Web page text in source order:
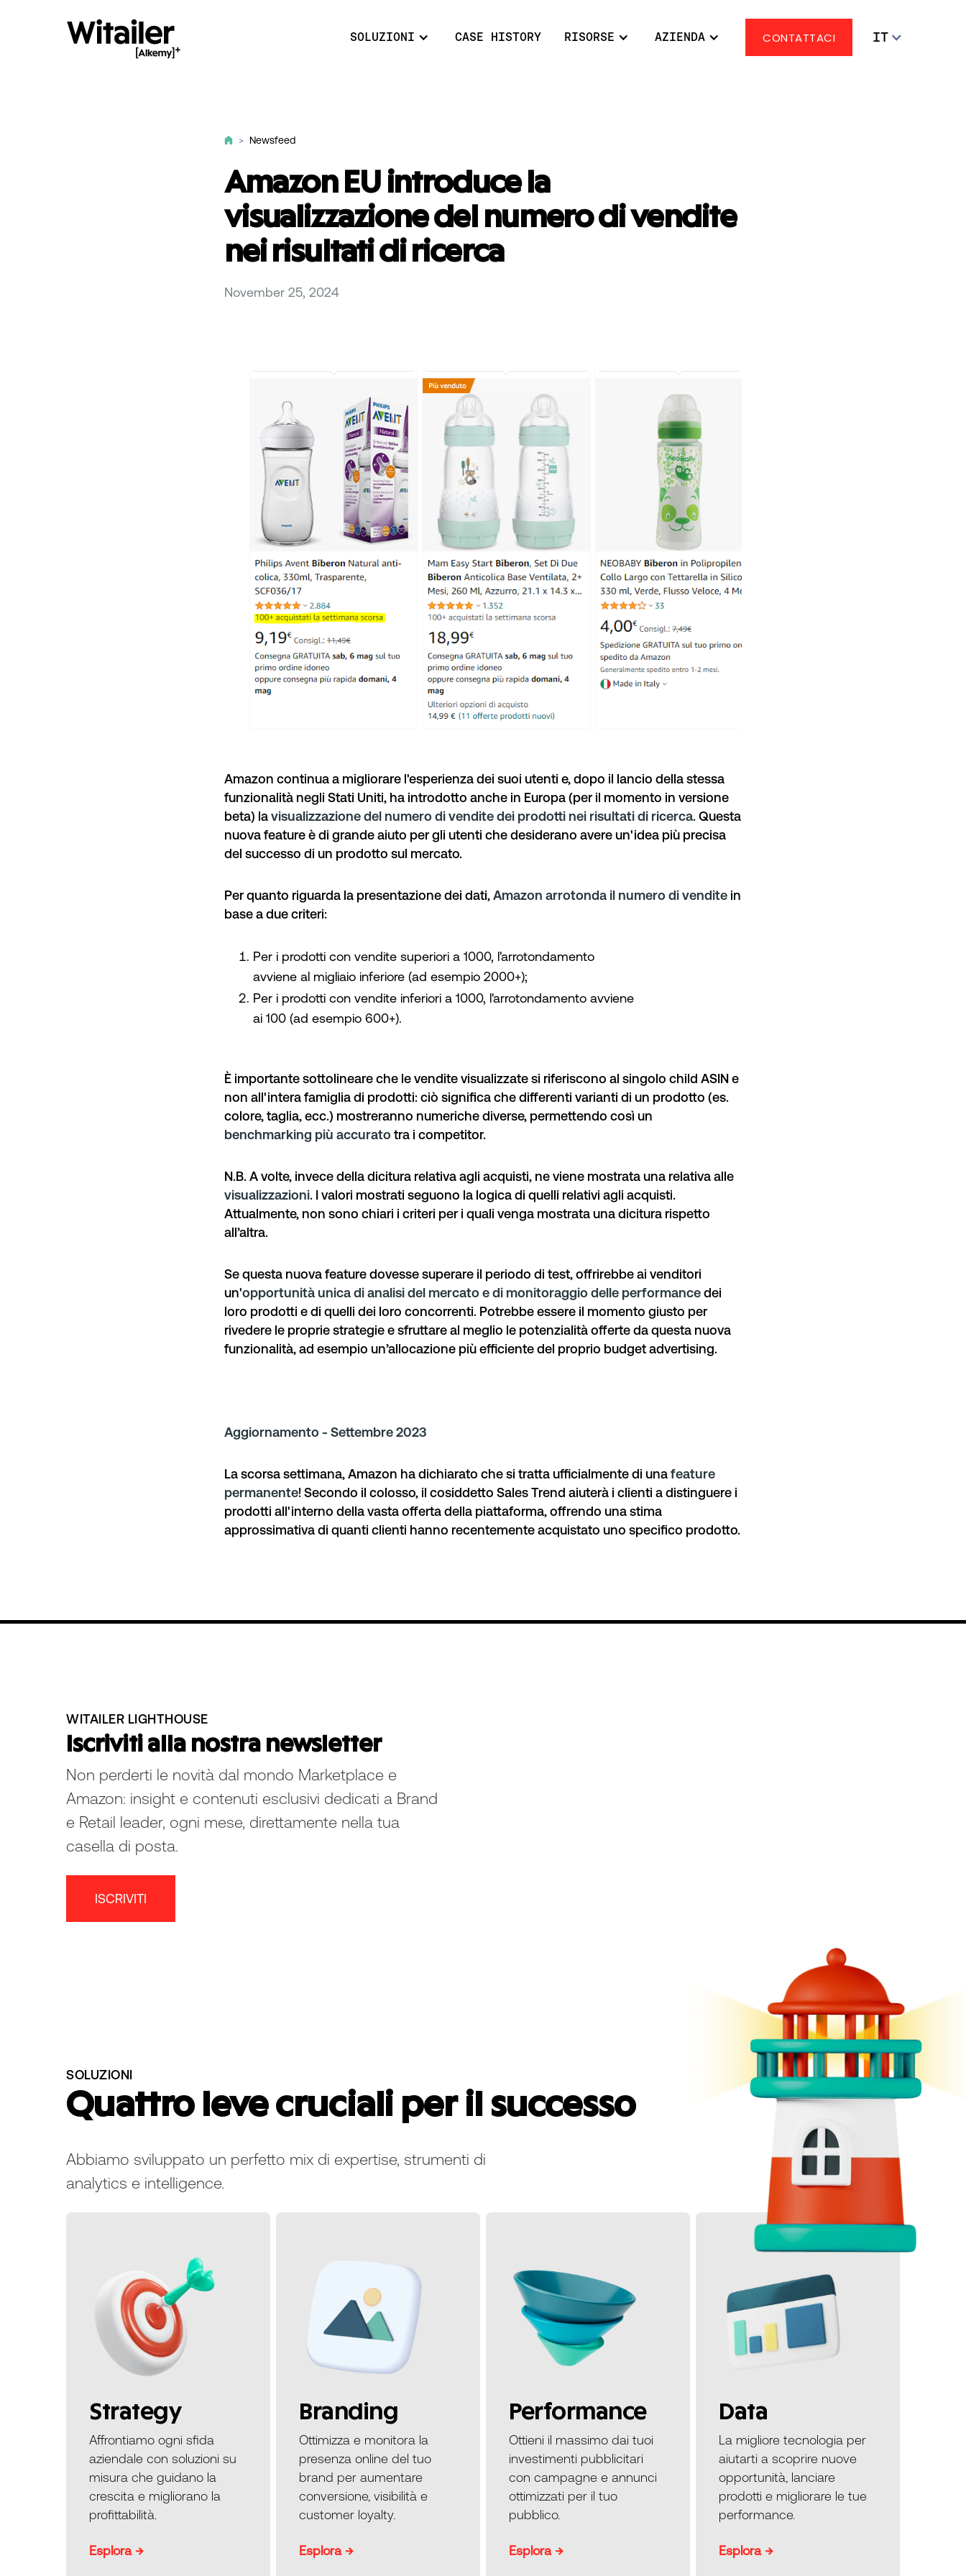
SOLUZIONI CASE HISTORY RISORSE AZIENDA CONTATTACI IT
> Newsfeed
Amazon EU introduce la
visualizzazione del numero di vendite
nei risultati di ricerca
November 25, 2024
Amazon continua a migliorare l'esperienza dei suoi utenti e, dopo il lancio della stessa
funzionalità negli Stati Uniti, ha introdotto anche in Europa (per il momento in versione
beta) lavisualizzazione del numero di vendite dei prodotti nei risultati di ricerca. Questa
nuova feature è di grande aiuto per gli utenti che desiderano avere un'idea più precisa
del successo di un prodotto sul mercato.
Per quanto riguarda la presentazione dei dati,Amazon arrotonda il numero di vendite in
base a due criteri:
Per i prodotti con vendite superiori a 1000, l'arrotondamento
avviene al migliaio inferiore (ad esempio 2000+);
Per i prodotti con vendite inferiori a 1000, l'arrotondamento avviene
ai 100 (ad esempio 600+).
È importante sottolineare che le vendite visualizzate si riferiscono al singolo child ASIN e
non all'intera famiglia di prodotti: ciò significa che differenti varianti di un prodotto (es.
colore, taglia, ecc.) mostreranno numeriche diverse, permettendo così un
benchmarking più accurato tra i competitor.
N.B.A volte, invece della dicitura relativa agli acquisti, ne viene mostrata una relativa alle
visualizzazioni. I valori mostrati seguono la logica di quelli relativi agli acquisti.
Attualmente, non sono chiari i criteri per i quali venga mostrata una dicitura rispetto
all’altra.
Se questa nuova feature dovesse superare il periodo di test, offrirebbe ai venditori
un'opportunità unica di analisi del mercato e di monitoraggio delle performancedei
loro prodotti e di quelli dei loro concorrenti. Potrebbe essere il momento giusto per
rivedere le proprie strategie e sfruttare al meglio le potenzialità offerte da questa nuova
funzionalità, ad esempio un’allocazione più efficiente del proprio budget advertising.
Aggiornamento - Settembre 2023
La scorsa settimana, Amazon ha dichiarato che si tratta ufficialmente di unafeature
permanente! Secondo il colosso, il cosiddetto Sales Trend aiuterà i clienti a distinguere i
prodotti all'interno della vasta offerta della piattaforma, offrendo una stima
approssimativa di quanti clienti hanno recentemente acquistato uno specifico prodotto.
WITAILER LIGHTHOUSE
Iscriviti alla nostra newsletter
Non perderti le novità dal mondo Marketplace e
Amazon: insight e contenuti esclusivi dedicati a Brand
e Retail leader, ogni mese, direttamente nella tua
casella di posta.
ISCRIVITI
SOLUZIONI
Quattro leve cruciali per il successo
Abbiamo sviluppato un perfetto mix di expertise, strumenti di
analytics e intelligence.
Strategy
Affrontiamo ogni sfida
aziendale con soluzioni su
misura che guidano la
crescita e migliorano la
profittabilità.
Esplora →
Branding
Ottimizza e monitora la
presenza online del tuo
brand per aumentare
conversione, visibilità e
customer loyalty.
Esplora →
Performance
Ottieni il massimo dai tuoi
investimenti pubblicitari
con campagne e annunci
ottimizzati per il tuo
pubblico.
Esplora →
Data
La migliore tecnologia per
aiutarti a scoprire nuove
opportunità, lanciare
prodotti e migliorare le tue
performance.
Esplora →